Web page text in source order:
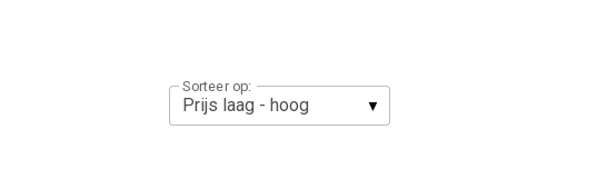
Sorteer op: